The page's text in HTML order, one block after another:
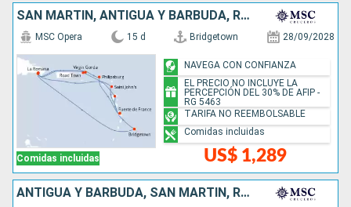
SAN MARTÍN, ANTIGUA Y BARBUDA, REPÚBLICA DOMINICANA, BARBADOS
Comidas incluidas
MSC Opera 15 d Bridgetown 28/09/2028
US$ 1,289
NAVEGA CON CONFIANZA
EL PRECIO NO INCLUYE LA
PERCEPCIÓN DEL 30% DE AFIP -
RG 5463
TARIFA NO REEMBOLSABLE
Comidas incluidas
ANTIGUA Y BARBUDA, SAN MARTÍN, REPÚBLICA DOMINICANA, BARBADOS